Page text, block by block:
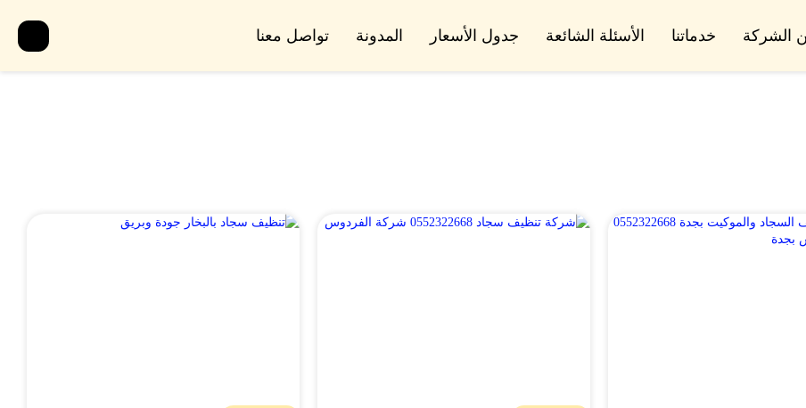
الشركة خدماتنا الأسئلة الشائعة جدول الأسعار المدونة تواصل معنا